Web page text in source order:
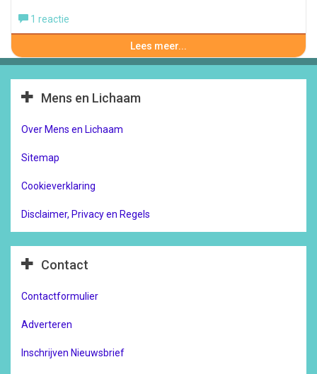
1 reactie
Lees meer...
Mens en Lichaam
Over Mens en Lichaam
Sitemap
Cookieverklaring
Disclaimer, Privacy en Regels
Contact
Contactformulier
Adverteren
Inschrijven Nieuwsbrief